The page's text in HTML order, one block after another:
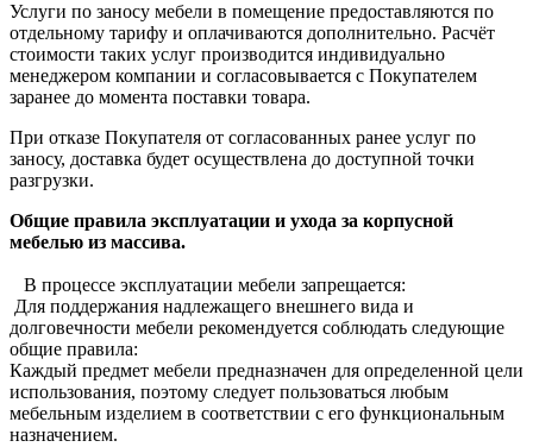
Услуги по заносу мебели в помещение предоставляются по
отдельному тарифу и оплачиваются дополнительно. Расчёт
стоимости таких услуг производится индивидуально
менеджером компании и согласовывается с Покупателем
заранее до момента поставки товара.
При отказе Покупателя от согласованных ранее услуг по
заносу, доставка будет осуществлена до доступной точки
разгрузки.
Общие правила эксплуатации и ухода за корпусной
мебелью из массива.
В процессе эксплуатации мебели запрещается:
Для поддержания надлежащего внешнего вида и
долговечности мебели рекомендуется соблюдать следующие
общие правила:
Каждый предмет мебели предназначен для определенной цели
использования, поэтому следует пользоваться любым
мебельным изделием в соответствии с его функциональным
назначением.